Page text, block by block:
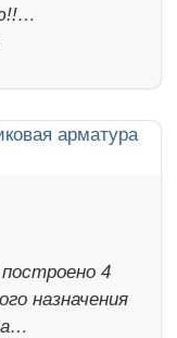
4
назначения